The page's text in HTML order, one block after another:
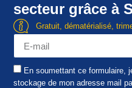
secteur grâce à
Gratuit, dématérialisé,
En soumettant ce formulaire,
stockage de mon adresse mail